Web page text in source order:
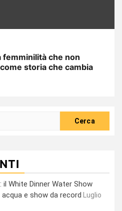
femminilità che non
storia che cambia
il White Dinner Water Show
e show da record
Luglio